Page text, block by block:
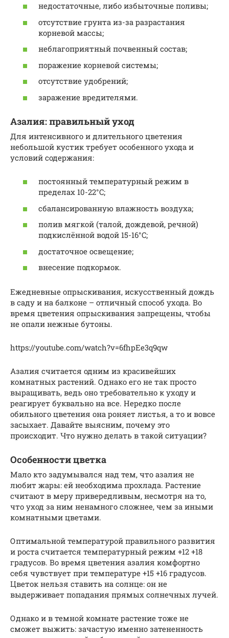
недостаточные, либо избыточные поливы;
отсутствие грунта из-за разрастания
корневой массы;
неблагоприятный почвенный состав;
поражение корневой системы;
отсутствие удобрений;
заражение вредителями.
Азалия: правильный уход
Для интенсивного и длительного цветения
небольшой кустик требует особенного ухода и
условий содержания:
постоянный температурный режим в
пределах 10-22°C;
сбалансированную влажность воздуха;
полив мягкой (талой, дождевой, речной)
подкислённой водой 15-16°C;
достаточное освещение;
внесение подкормок.
Ежедневные опрыскивания, искусственный дождь
в саду и на балконе – отличный способ ухода. Во
время цветения опрыскивания запрещены, чтобы
не опали нежные бутоны.
https://youtube.com/watch?v=6fhpEe3q9qw
Азалия считается одним из красивейших
комнатных растений. Однако его не так просто
выращивать, ведь оно требовательно к уходу и
реагирует буквально на все. Нередко после
обильного цветения она роняет листья, а то и вовсе
засыхает. Давайте выясним, почему это
происходит. Что нужно делать в такой ситуации?
Особенности цветка
Мало кто задумывался над тем, что азалия не
любит жары: ей необходима прохлада. Растение
считают в меру привередливым, несмотря на то,
что уход за ним ненамного сложнее, чем за иными
комнатными цветами.
Оптимальной температурой правильного развития
и роста считается температурный режим +12 +18
градусов. Во время цветения азалия комфортно
себя чувствует при температуре +15 +16 градусов.
Цветок нельзя ставить на солнце: он не
выдерживает попадания прямых солнечных лучей.
Однако и в темной комнате растение тоже не
сможет выжить: зачастую именно затененность